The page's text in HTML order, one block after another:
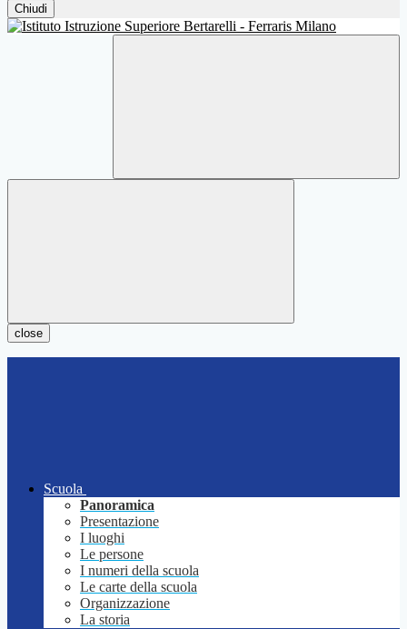
Chiudi
close
Scuola
Panoramica
Presentazione
I luoghi
Le persone
I numeri della scuola
Le carte della scuola
Organizzazione
La storia